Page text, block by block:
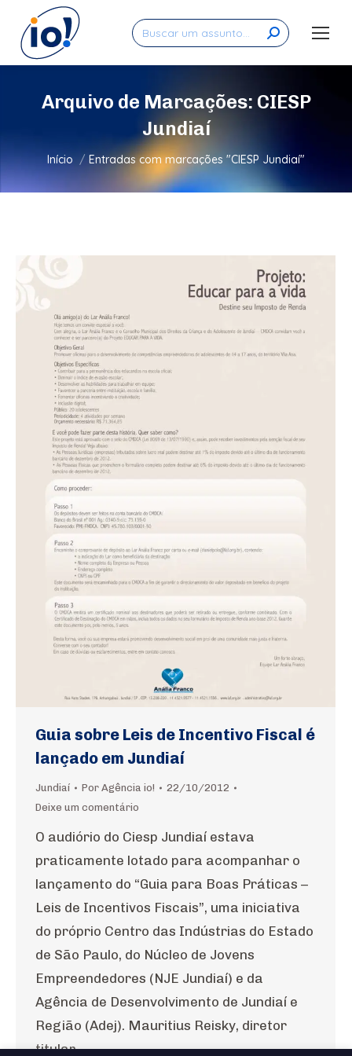
Search:
Arquivo de Marcações: CIESP
Jundiaí
Você está aqui:
Início Entradas com marcações "CIESP Jundiaí"
Guia sobre Leis de Incentivo Fiscal é
lançado em Jundiaí
Jundiaí Por Agência io!
22/10/2012
Deixe um comentário
O audiório do Ciesp Jundiaí estava
praticamente lotado para acompanhar o
lançamento do “Guia para Boas Práticas –
Leis de Incentivos Fiscais”, uma iniciativa
do próprio Centro das Indústrias do Estado
de São Paulo, do Núcleo de Jovens
Empreendedores (NJE Jundiaí) e da
Agência de Desenvolvimento de Jundiaí e
Região (Adej). Mauritius Reisky, diretor
titular…